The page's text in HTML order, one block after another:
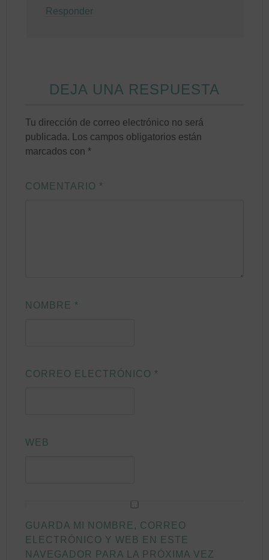
Responder
DEJA UNA RESPUESTA
Tu dirección de correo electrónico no será
publicada.
Los campos obligatorios están
marcados con*
COMENTARIO *
NOMBRE *
CORREO ELECTRÓNICO *
WEB
GUARDA MI NOMBRE, CORREO
ELECTRÓNICO Y WEB EN ESTE
NAVEGADOR PARA LA PRÓXIMA VEZ